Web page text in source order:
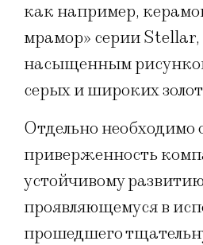
как например,
мрамор» серии
насыщенным
серых и широких
Отдельно необходимо
приверженность
устойчивому
проявляющемуся в
прошедшего